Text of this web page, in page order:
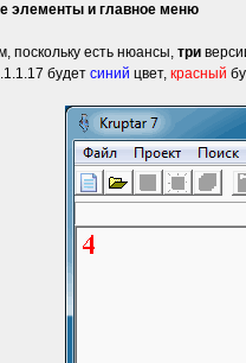
элементы и главное меню
поскольку есть нюансы, три
будет синий цвет, красный